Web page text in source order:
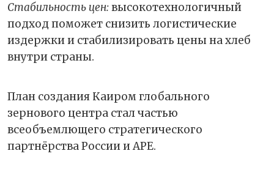
Стабильность цен:высокотехнологичный
подход поможет снизить логистические
издержки и стабилизировать цены на хлеб
внутри страны.
План создания Каиром глобального
зернового центра стал частью
всеобъемлющего стратегического
партнёрства России и АРЕ.